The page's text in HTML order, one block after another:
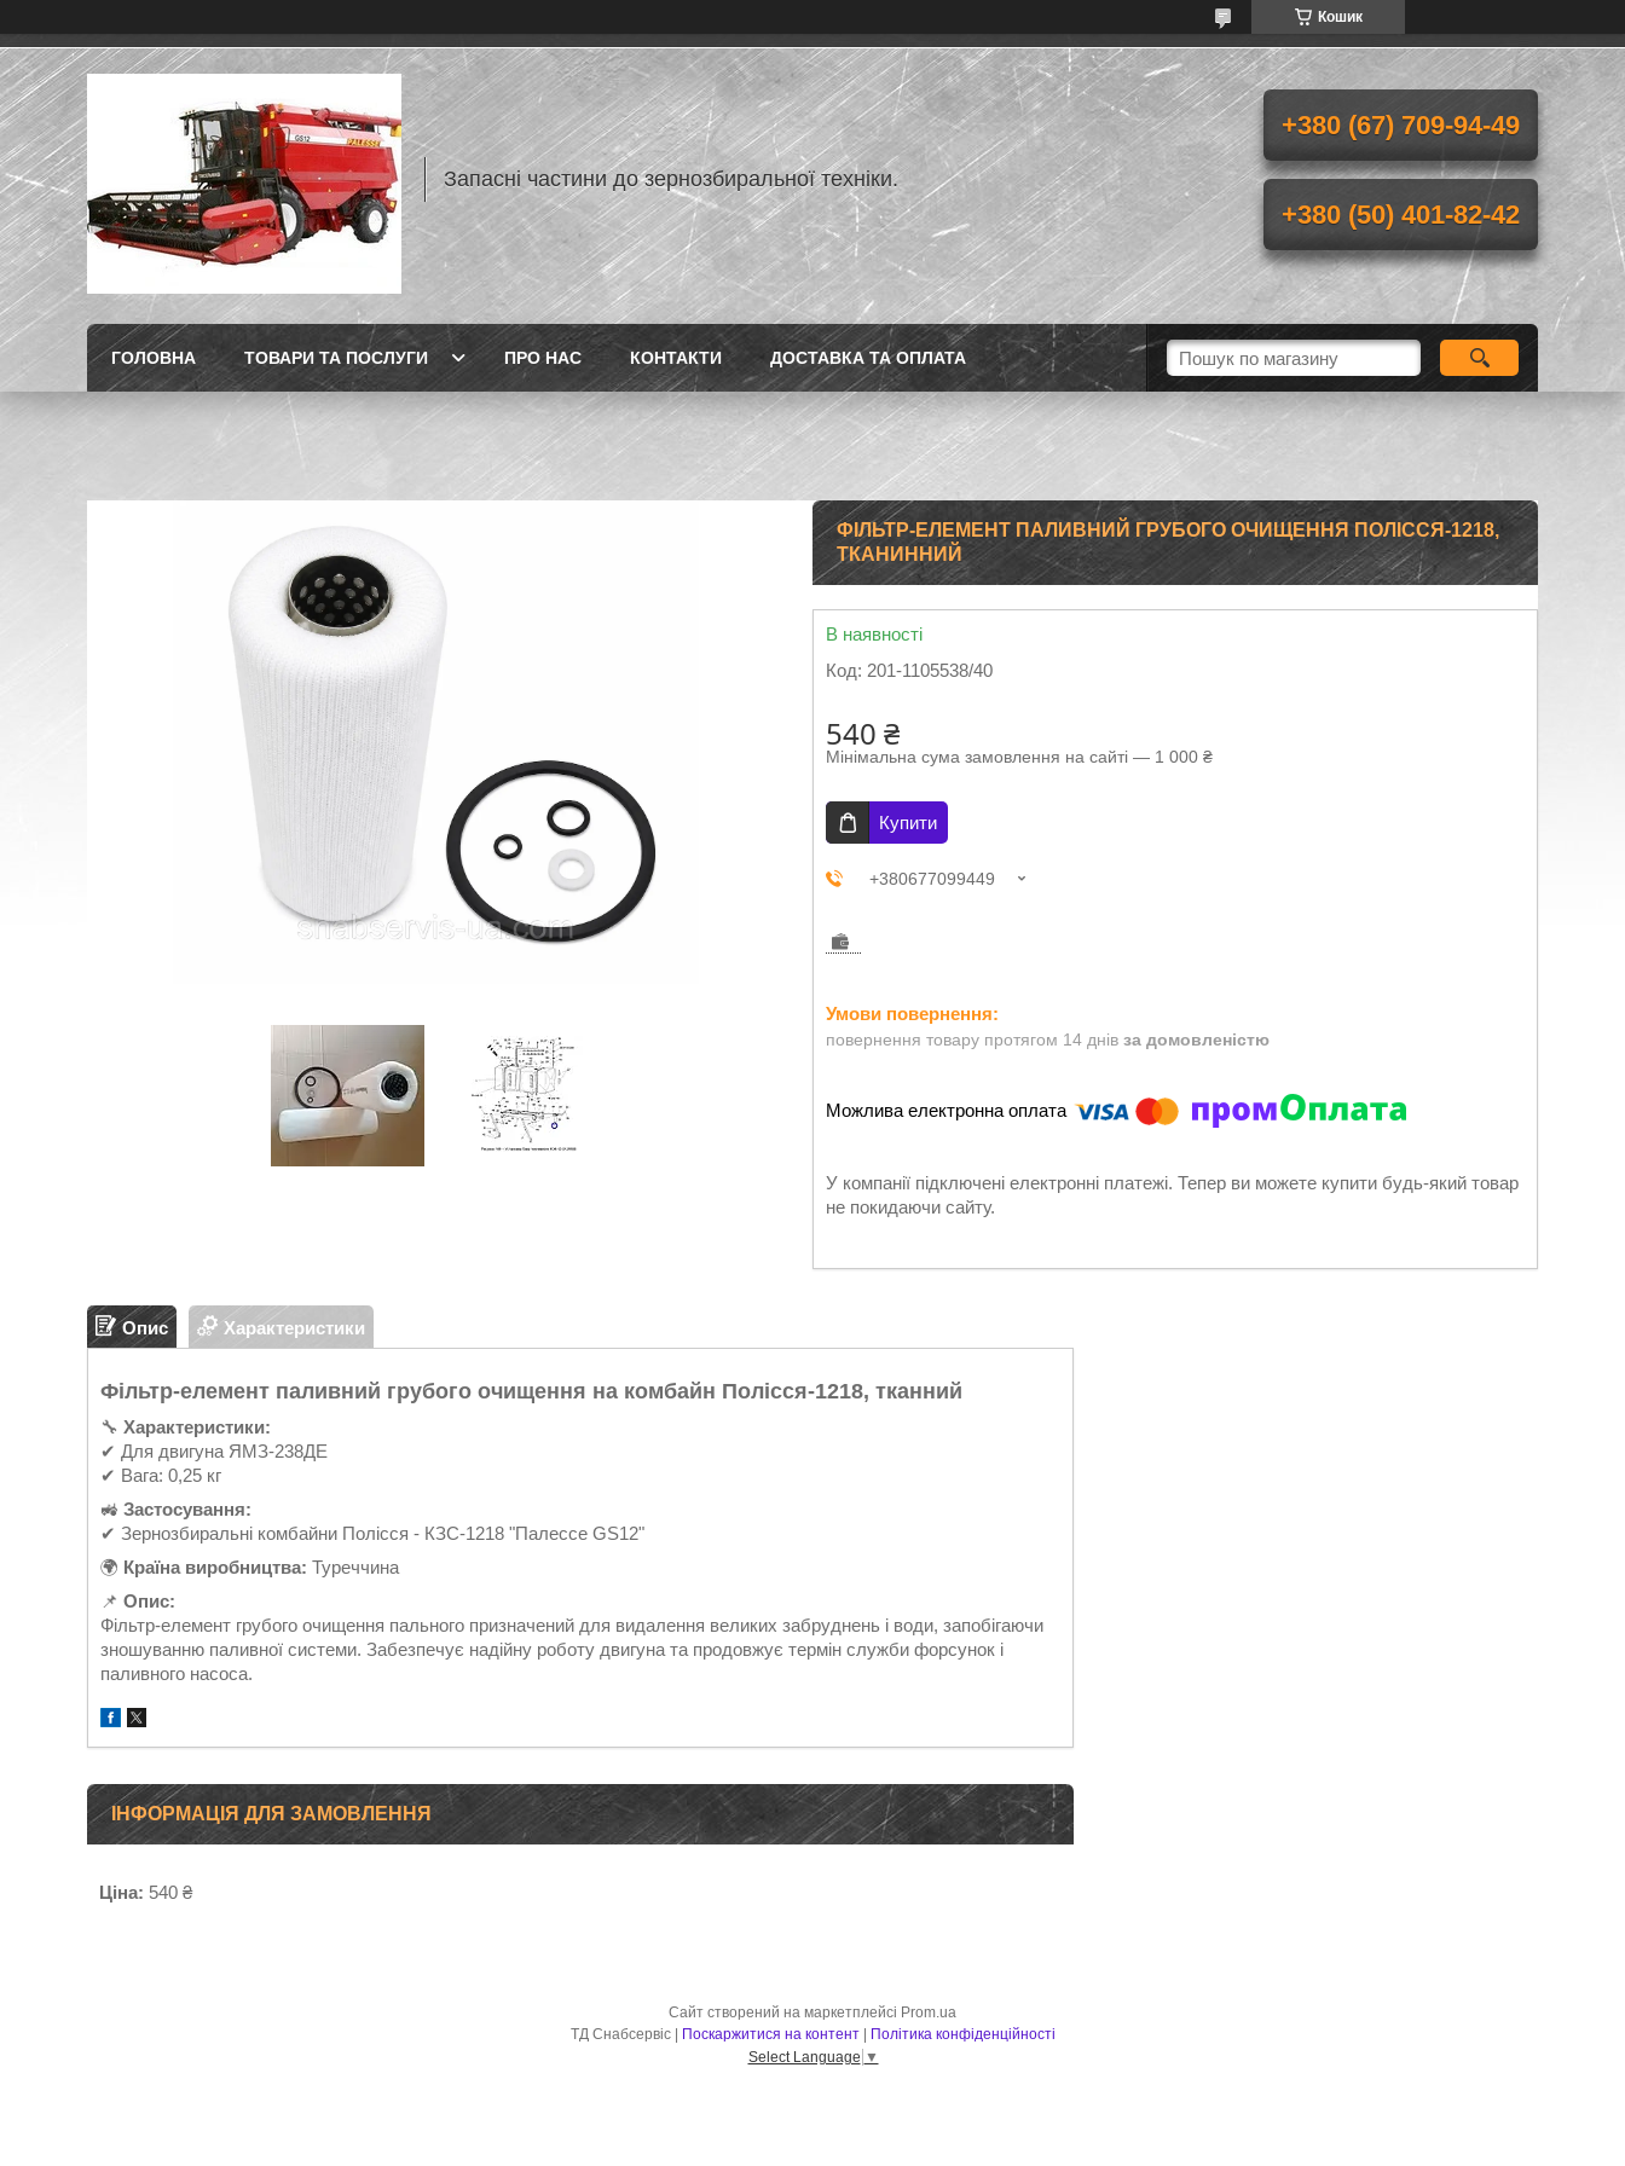
Кошик
Запасні частини до зернозбиральної техніки.
+380 (67) 709-94-49
+380 (50) 401-82-42
ГОЛОВНА ТОВАРИ ТА ПОСЛУГИ ПРО НАС КОНТАКТИ ДОСТАВКА ТА ОПЛАТА
ФІЛЬТР-ЕЛЕМЕНТ ПАЛИВНИЙ ГРУБОГО ОЧИЩЕННЯ ПОЛІССЯ-1218,
ТКАНИННИЙ
В наявності
Код: 201-1105538/40
540 ₴
Мінімальна сума замовлення на сайті — 1 000 ₴
Купити
+380677099449
повернення товару протягом 14 днів за домовленістю
У компанії підключені електронні платежі. Тепер ви можете купити будь-який товар
не покидаючи сайту.
Опис Характеристики
Фільтр-елемент паливний грубого очищення на комбайн Полісся-1218, тканний
🔧 Характеристики:
✔ Для двигуна ЯМЗ-238ДЕ
✔ Вага: 0,25 кг
🚜 Застосування:
✔ Зернозбиральні комбайни Полісся - КЗС-1218 "Палессе GS12"
🌍 Країна виробництва: Туреччина
📌 Опис:
Фільтр-елемент грубого очищення пального призначений для видалення великих забруднень і води, запобігаючи
зношуванню паливної системи. Забезпечує надійну роботу двигуна та продовжує термін служби форсунок і
паливного насоса.
ІНФОРМАЦІЯ ДЛЯ ЗАМОВЛЕННЯ
Ціна: 540 ₴
Сайт створений на маркетплейсі Prom.ua
Поскаржитися на контент
Політика конфіденційності
Select Language ▼